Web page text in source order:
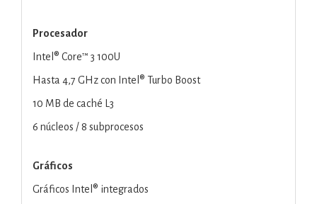
Procesador
Intel® Core™ 3 100U
Hasta 4,7 GHz con Intel® Turbo Boost
10 MB de caché L3
6 núcleos / 8 subprocesos
Gráficos
Gráficos Intel® integrados